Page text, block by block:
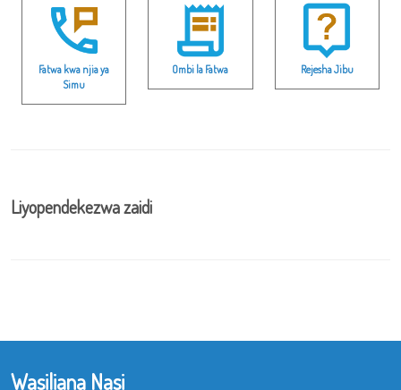
Fatwa kwa njia ya
Simu
Ombi la Fatwa Rejesha Jibu
Liyopendekezwa zaidi
Wasiliana Nasi